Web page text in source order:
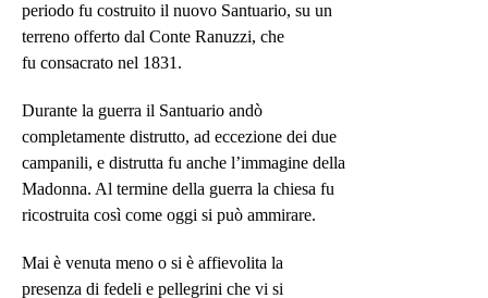
periodo fu costruito il nuovo Santuario, su un
terreno offerto dal Conte Ranuzzi, che
fu consacrato nel 1831.
Durante la guerra il Santuario andò
completamente distrutto, ad eccezione dei due
campanili, e distrutta fu anche l’immagine della
Madonna. Al termine della guerra la chiesa fu
ricostruita così come oggi si può ammirare.
Mai è venuta meno o si è affievolita la
presenza di fedeli e pellegrini che vi si